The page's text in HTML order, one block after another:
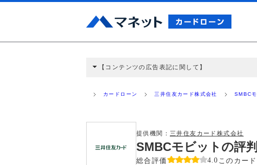
【コンテンツの広告表記に関して】
ミ収集などに基づき、公平性を担保した情報提供を行
カードローン 三井住友カード株式会社 SMBC
提供機関： 三井住友カード株式会社
SMBCモビットの評
総合評価 4.0 このカー